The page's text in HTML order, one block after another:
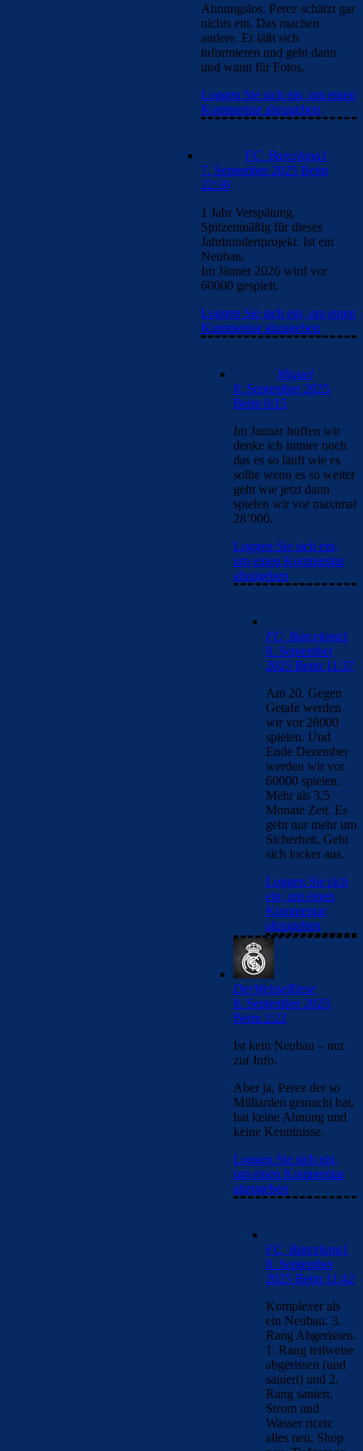
Ahnungslos. Perez schätzt gar
nichts ein. Das machen
andere. Er läßt sich
informieren und geht dann
und wann für Fotos.
Loggen Sie sich ein, um einen
Kommentar abzugeben
FC_Barcelona1
7. September 2025 Beim
22:30
1 Jahr Verspätung.
Spitzenmäßig für dieses
Jahrhundertprojekt. Ist ein
Neubau.
Im Jänner 2026 wird vor
60000 gespielt.
Loggen Sie sich ein, um einen
Kommentar abzugeben
Miguel
8. September 2025
Beim 0:15
Im Januar hoffen wir
denke ich immer noch
das es so läuft wie es
sollte wenn es so weiter
geht wie jetzt dann
spielen wir vor maximal
28’000.
Loggen Sie sich ein,
um einen Kommentar
abzugeben
FC_Barcelona1
8. September
2025 Beim 11:37
Am 20. Gegen
Getafe werden
wir vor 28000
spielen. Und
Ende Dezember
werden wir vor
60000 spielen.
Mehr als 3,5
Monate Zeit. Es
geht nur mehr um
Sicherheit. Geht
sich locker aus.
Loggen Sie sich
ein, um einen
Kommentar
abzugeben
DerWeisseRiese
8. September 2025
Beim 2:22
Ist kein Neubau – nur
zur Info.
Aber ja, Perez der so
Milliarden gemacht hat,
hat keine Ahnung und
keine Kenntnisse.
Loggen Sie sich ein,
um einen Kommentar
abzugeben
FC_Barcelona1
8. September
2025 Beim 11:42
Komplexer als
ein Neubau. 3.
Rang Abgerissen.
1. Rang teilweise
abgerissen (und
saniert) und 2.
Rang saniert.
Strom und
Wasser rtcetc
alles neu, Shop